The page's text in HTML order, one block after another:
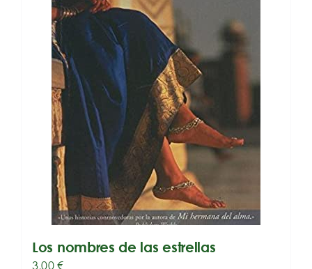
Los nombres de las estrellas
3,00€